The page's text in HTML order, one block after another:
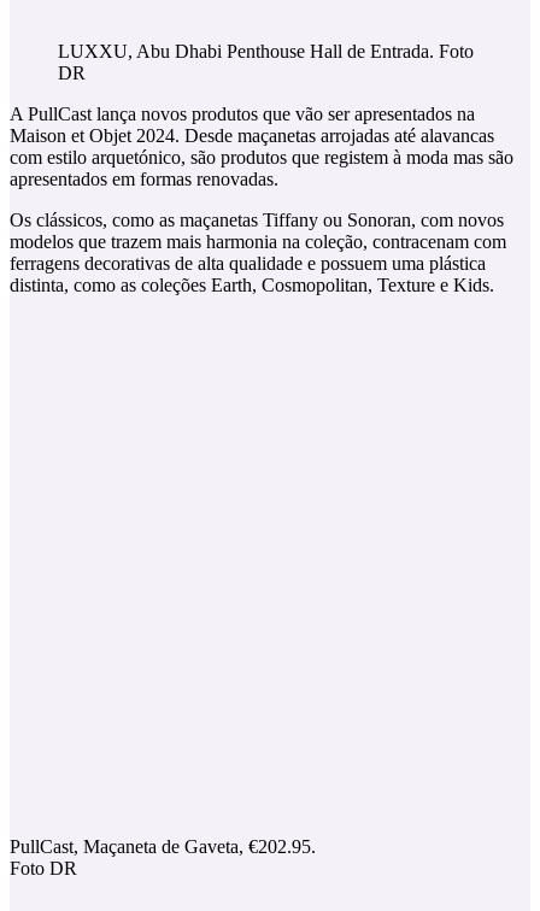
LUXXU, Abu Dhabi Penthouse Hall de Entrada. Foto
DR
A PullCast lança novos produtos que vão ser apresentados na
Maison et Objet 2024. Desde maçanetas arrojadas até alavancas
com estilo arquetónico, são produtos que registem à moda mas são
apresentados em formas renovadas.
Os clássicos, como as maçanetas Tiffany ou Sonoran, com novos
modelos que trazem mais harmonia na coleção, contracenam com
ferragens decorativas de alta qualidade e possuem uma plástica
distinta, como as coleções Earth, Cosmopolitan, Texture e Kids.
PullCast, Maçaneta de Gaveta, €202.95.
Foto DR